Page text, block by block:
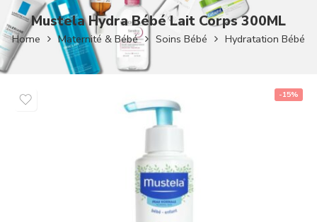
Mustela Hydra Bébé Lait Corps 300ML
Home Maternité & Bébé Soins Bébé Hydratation Bébé
-15%